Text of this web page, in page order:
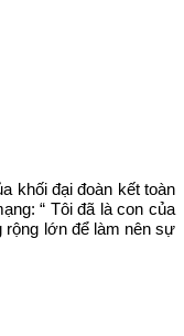
khối đại đoàn kết toàn
“ Tôi đã là con của
rộng lớn để làm nên sự